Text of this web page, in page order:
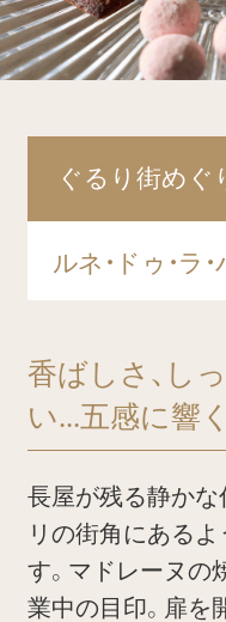
ぐるり街めぐ
ルネ・ドゥ・ラ
香ばしさ、し
い...五感に響
長屋が残る静かな
リの街角にある
す。マドレーヌの
業中の目印。扉を